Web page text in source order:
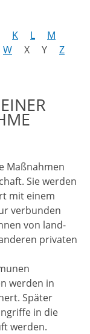
K L
M
W X Y Z
B
Maßnahmen
Sie werden
mit einem
verbunden
von land-
privaten
werden in
Später
in die
werden.